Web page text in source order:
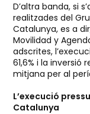
D’altra banda, si
realitzades del
Catalunya, es a
Movilidad y
adscrites,
61,6% i la inversió
mitjana per al
L’execució
Catalunya